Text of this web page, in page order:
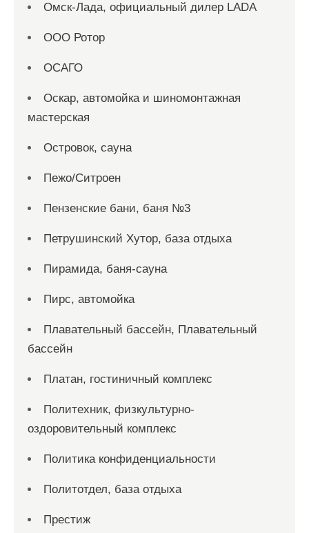
Омск-Лада, официальный дилер LADA
ООО Ротор
ОСАГО
Оскар, автомойка и шиномонтажная
мастерская
Островок, сауна
Пежо/Ситроен
Пензенские бани, баня №3
Петрушинский Хутор, база отдыха
Пирамида, баня-сауна
Пирс, автомойка
Плавательный бассейн, Плавательный
бассейн
Платан, гостиничный комплекс
Политехник, физкультурно-
оздоровительный комплекс
Политика конфиденциальности
Политотдел, база отдыха
Престиж